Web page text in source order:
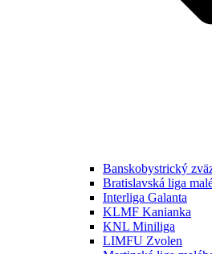
Banskobystrický
Bratislavská liga
Interliga Galanta
KLMF Kanianka
KNL Miniliga
LIMFU Zvolen